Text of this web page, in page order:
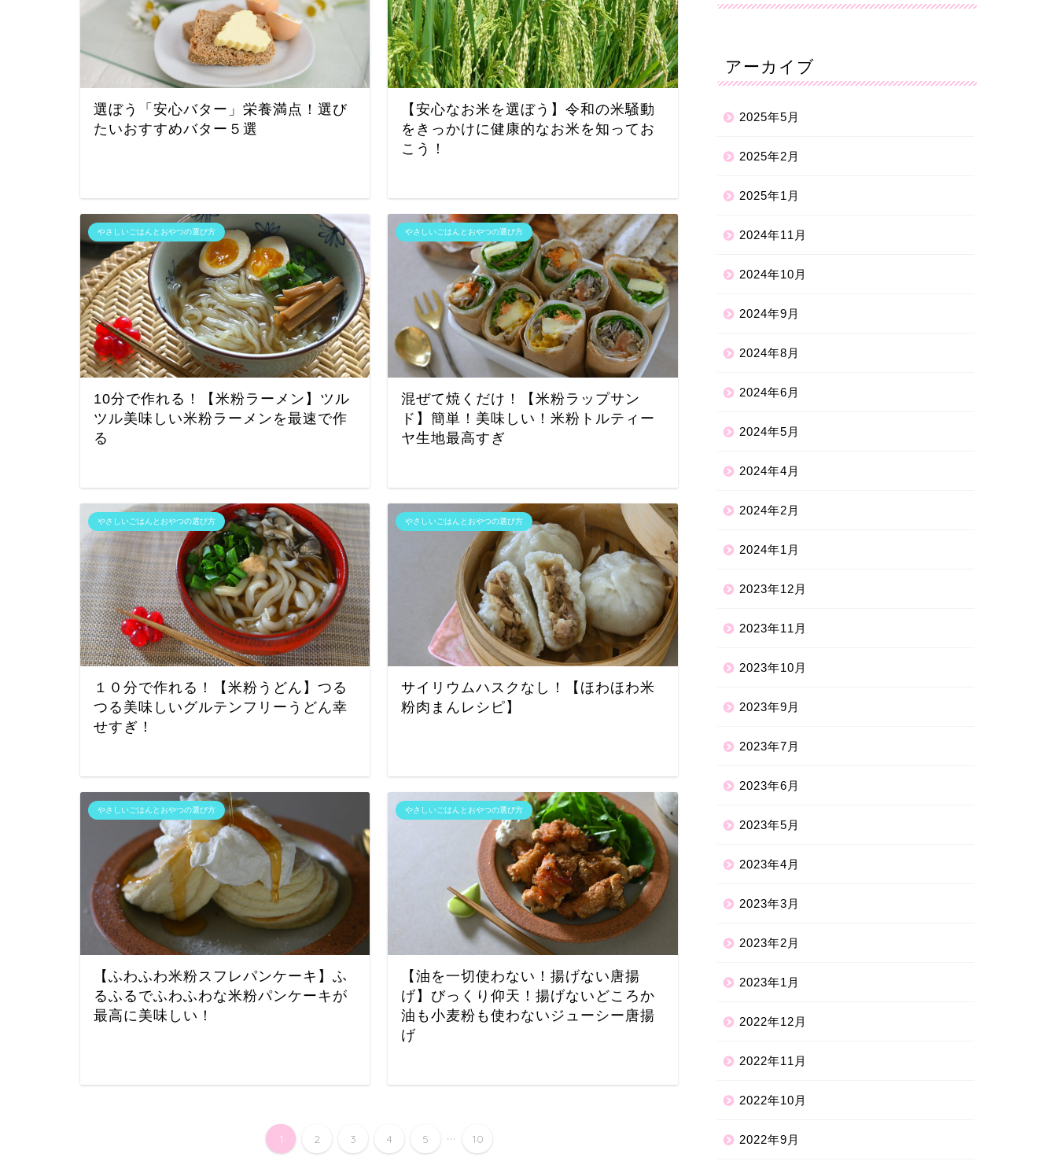
選ぼう「安心バター」栄養満点！選び
たいおすすめバター５選
【安心なお米を選ぼう】令和の米騒動
をきっかけに健康的なお米を知ってお
こう！
やさしいごはんとおやつの選び方
10分で作れる！【米粉ラーメン】ツル
ツル美味しい米粉ラーメンを最速で作
る
やさしいごはんとおやつの選び方
混ぜて焼くだけ！【米粉ラップサン
ド】簡単！美味しい！米粉トルティー
ヤ生地最高すぎ
やさしいごはんとおやつの選び方
１０分で作れる！【米粉うどん】つる
つる美味しいグルテンフリーうどん幸
せすぎ！
やさしいごはんとおやつの選び方
サイリウムハスクなし！【ほわほわ米
粉肉まんレシピ】
やさしいごはんとおやつの選び方
【ふわふわ米粉スフレパンケーキ】ふ
るふるでふわふわな米粉パンケーキが
最高に美味しい！
やさしいごはんとおやつの選び方
【油を一切使わない！揚げない唐揚
げ】びっくり仰天！揚げないどころか
油も小麦粉も使わないジューシー唐揚
げ
1 2 3 4 5 ... 10
アーカイブ
2025年5月
2025年2月
2025年1月
2024年11月
2024年10月
2024年9月
2024年8月
2024年6月
2024年5月
2024年4月
2024年2月
2024年1月
2023年12月
2023年11月
2023年10月
2023年9月
2023年7月
2023年6月
2023年5月
2023年4月
2023年3月
2023年2月
2023年1月
2022年12月
2022年11月
2022年10月
2022年9月